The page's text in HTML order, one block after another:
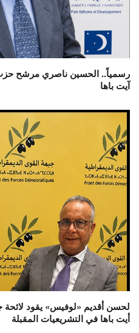
رسمياً.. الحسين ناصري مرشح حزب
آيت باها
لحسن أقديم «لوفيس» يقود لائحة
أيت باها في التشريعيات المقبلة